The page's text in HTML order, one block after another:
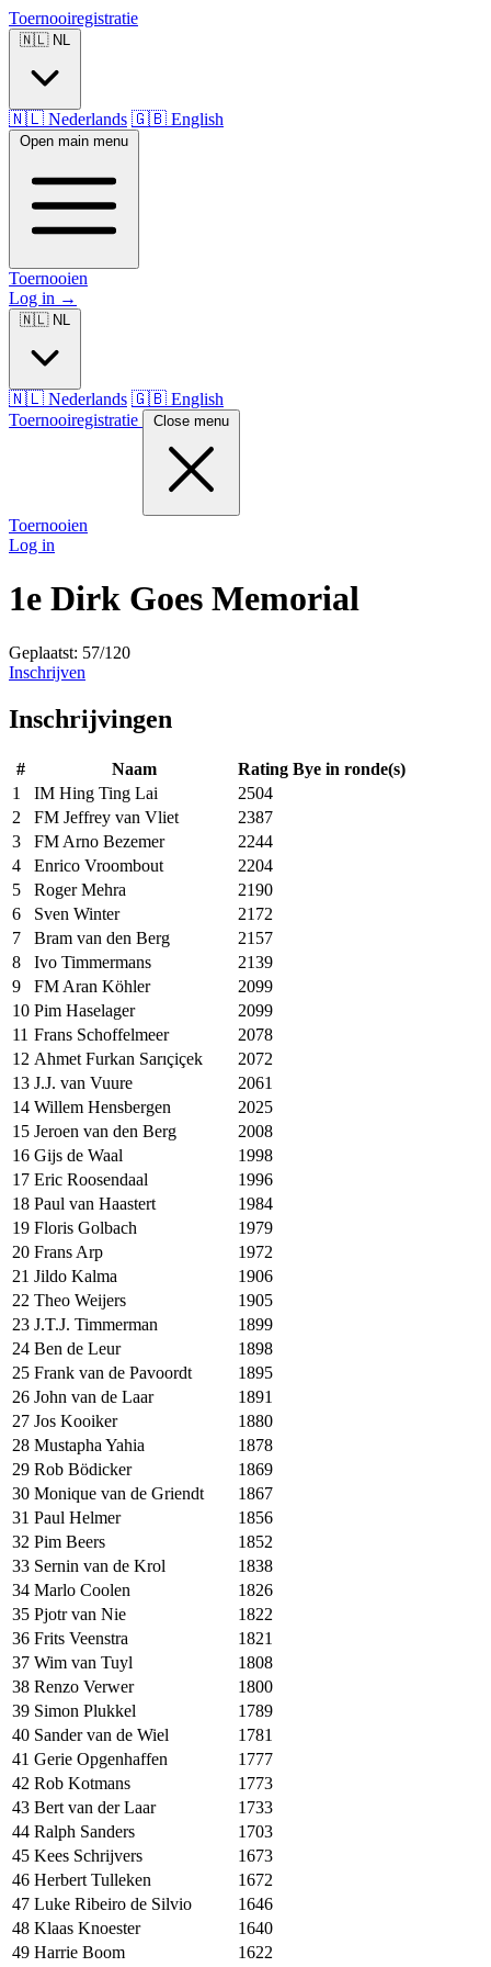
Toernooiregistratie
🇳🇱 NL
🇳🇱 Nederlands 🇬🇧 English
Open main menu
Toernooien
Log in →
🇳🇱 NL
🇳🇱 Nederlands 🇬🇧 English
Toernooiregistratie
Close menu
Toernooien
Log in
1e Dirk Goes Memorial
Geplaatst: 57/120
Inschrijven
Inschrijvingen
# Naam Rating Bye in ronde(s)
1
IM Hing Ting Lai
2504
2
FM Jeffrey van Vliet
2387
3
FM Arno Bezemer
2244
4
Enrico Vroombout
2204
5
Roger Mehra
2190
6
Sven Winter
2172
7
Bram van den Berg
2157
8
Ivo Timmermans
2139
9
FM Aran Köhler
2099
10 Pim Haselager
2099
11 Frans Schoffelmeer
2078
12 Ahmet Furkan Sarıçiçek
2072
13 J.J. van Vuure
2061
14 Willem Hensbergen
2025
15 Jeroen van den Berg
2008
16 Gijs de Waal
1998
17 Eric Roosendaal
1996
18 Paul van Haastert
1984
19 Floris Golbach
1979
20 Frans Arp
1972
21 Jildo Kalma
1906
22 Theo Weijers
1905
23 J.T.J. Timmerman
1899
24 Ben de Leur
1898
25 Frank van de Pavoordt
1895
26 John van de Laar
1891
27 Jos Kooiker
1880
28 Mustapha Yahia
1878
29 Rob Bödicker
1869
30 Monique van de Griendt
1867
31 Paul Helmer
1856
32 Pim Beers
1852
33 Sernin van de Krol
1838
34 Marlo Coolen
1826
35 Pjotr van Nie
1822
36 Frits Veenstra
1821
37 Wim van Tuyl
1808
38 Renzo Verwer
1800
39 Simon Plukkel
1789
40 Sander van de Wiel
1781
41 Gerie Opgenhaffen
1777
42 Rob Kotmans
1773
43 Bert van der Laar
1733
44 Ralph Sanders
1703
45 Kees Schrijvers
1673
46 Herbert Tulleken
1672
47 Luke Ribeiro de Silvio
1646
48 Klaas Knoester
1640
49 Harrie Boom
1622